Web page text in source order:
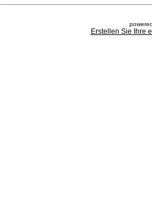
Erstellen Sie Ihre